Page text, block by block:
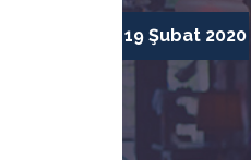
19 Şubat 2020